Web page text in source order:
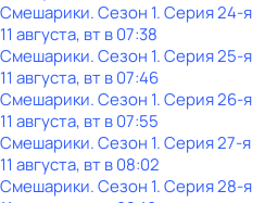
Смешарики. Сезон 1. Серия 24-я
11 августа, вт в 07:38
Смешарики. Сезон 1. Серия 25-я
11 августа, вт в 07:46
Смешарики. Сезон 1. Серия 26-я
11 августа, вт в 07:55
Смешарики. Сезон 1. Серия 27-я
11 августа, вт в 08:02
Смешарики. Сезон 1. Серия 28-я